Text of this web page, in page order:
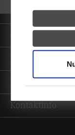
Informationen
Kontaktinfo